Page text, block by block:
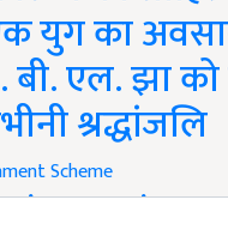
युग का
बी. एल. झा
श्रद्धांजलि
Scheme
Yojana